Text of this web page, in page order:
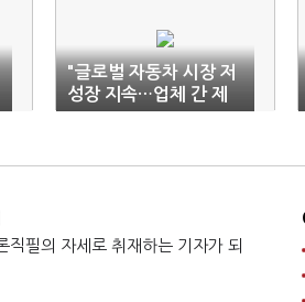
"글로벌 자동차 시장 저
성장 지속…업체 간 제
휴 확대"
직필의 자세로 취재하는 기자가 되